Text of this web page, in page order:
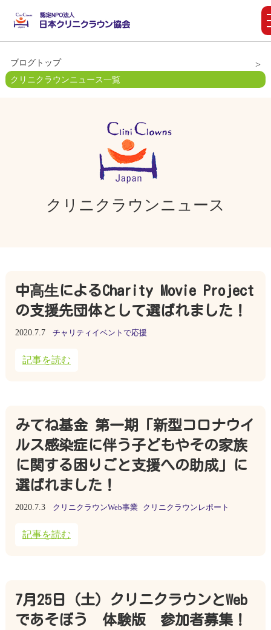
ブログトップ
クリニクラウンニュース一覧
クリニクラウンニュース
中⾼⽣によるCharity Movie Project
の支援先団体として選ばれました！
2020.7.7 チャリティイベントで応援
記事を読む
みてね基金 第一期「新型コロナウイ
ルス感染症に伴う子どもやその家族
に関する困りごと支援への助成」に
選ばれました！
2020.7.3 クリニクラウンWeb事業 クリニクラウンレポート
記事を読む
7月25日（土）クリニクラウンとWeb
であそぼう 体験版 参加者募集！